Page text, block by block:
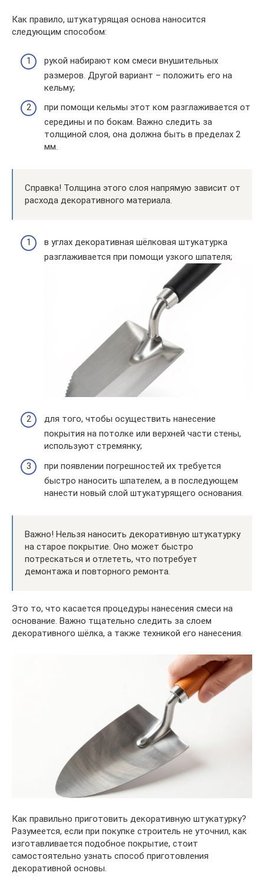
Как правило, штукатурящая основа наносится
следующим способом:
рукой набирают ком смеси внушительных
размеров. Другой вариант – положить его на
кельму;
при помощи кельмы этот ком разглаживается от
середины и по бокам. Важно следить за
толщиной слоя, она должна быть в пределах 2
мм.
Справка! Толщина этого слоя напрямую зависит от
расхода декоративного материала.
в углах декоративная шёлковая штукатурка
разглаживается при помощи узкого шпателя;
для того, чтобы осуществить нанесение
покрытия на потолке или верхней части стены,
используют стремянку;
при появлении погрешностей их требуется
быстро наносить шпателем, а в последующем
нанести новый слой штукатурящего основания.
Важно! Нельзя наносить декоративную штукатурку
на старое покрытие. Оно может быстро
потрескаться и отлететь, что потребует
демонтажа и повторного ремонта.
Это то, что касается процедуры нанесения смеси на
основание. Важно тщательно следить за слоем
декоративного шёлка, а также техникой его нанесения.
Как правильно приготовить декоративную штукатурку?
Разумеется, если при покупке строитель не уточнил, как
изготавливается подобное покрытие, стоит
самостоятельно узнать способ приготовления
декоративной основы.